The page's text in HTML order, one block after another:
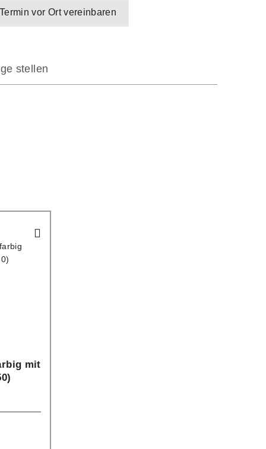
Termin vor Ort vereinbaren
stellen
mit